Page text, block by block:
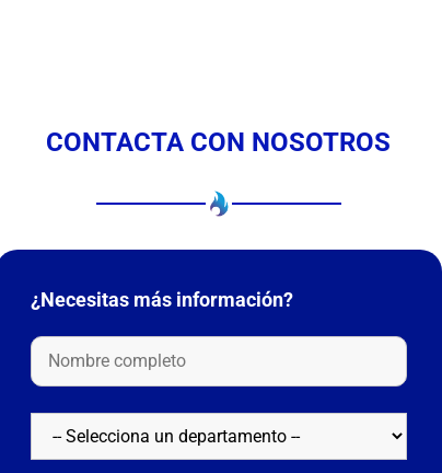
CONTACTA CON NOSOTROS
¿Necesitas más información?